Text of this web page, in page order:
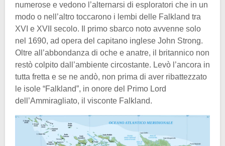
numerose e vedono l’alternarsi di esploratori che in un
modo o nell’altro toccarono i lembi delle Falkland tra
XVI e XVII secolo. Il primo sbarco noto avvenne solo
nel 1690, ad opera del capitano inglese John Strong.
Oltre all’abbondanza di oche e anatre, il britannico non
restò colpito dall’ambiente circostante. Levò l’ancora in
tutta fretta e se ne andò, non prima di aver ribattezzato
le isole “Falkland”, in onore del Primo Lord
dell’Ammiragliato, il visconte Falkland.